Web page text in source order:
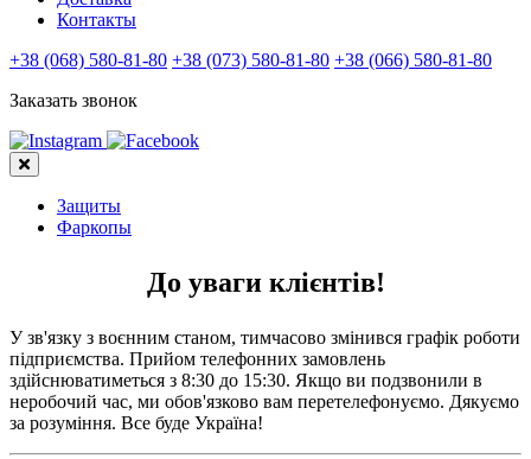
Контакты
+38 (068) 580-81-80 +38 (073) 580-81-80 +38 (066) 580-81-80
Заказать звонок
Защиты
Фаркопы
До уваги клієнтів!
У зв'язку з воєнним станом, тимчасово змінився графік роботи
підприємства. Прийом телефонних замовлень
здійснюватиметься з 8:30 до 15:30. Якщо ви подзвонили в
неробочий час, ми обов'язково вам перетелефонуємо. Дякуємо
за розуміння. Все буде Україна!